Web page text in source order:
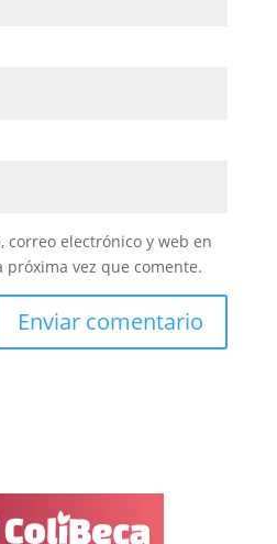
correo electrónico y web en
próxima vez que comente.